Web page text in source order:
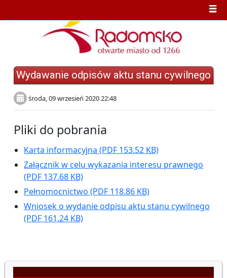
Wydawanie odpisów aktu stanu cywilnego
środa, 09 wrzesień 2020 22:48
Pliki do pobrania
Karta informacyjna (PDF 153.52 KB)
Załącznik w celu wykazania interesu prawnego
(PDF 137.68 KB)
Pełnomocnictwo (PDF 118.86 KB)
Wniosek o wydanie odpisu aktu stanu cywilnego
(PDF 161.24 KB)